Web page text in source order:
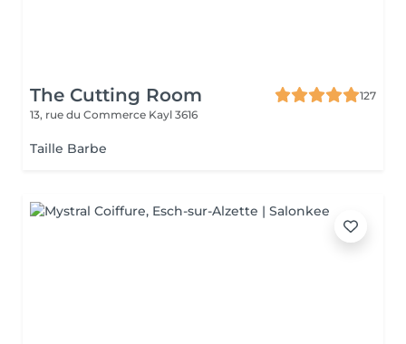
The Cutting Room
127
13, rue du Commerce Kayl 3616
Taille Barbe